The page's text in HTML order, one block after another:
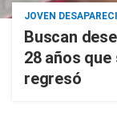
JOVEN
Buscan
28 años
regresó